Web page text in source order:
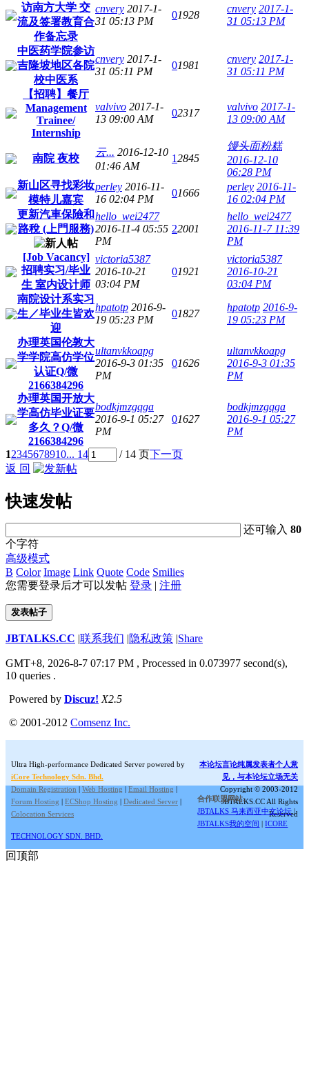
访南方大学 交
流及签署教育合
作备忘录
cnvery 2017-1-
31 05:13 PM
01928
cnvery 2017-1-
31 05:13 PM
中医药学院参访
吉隆坡地区各院
校中医系
cnvery 2017-1-
31 05:11 PM
01981
cnvery 2017-1-
31 05:11 PM
【招聘】餐厅
Management
Trainee/
Internship
valvivo 2017-1-
13 09:00 AM
02317
valvivo 2017-1-
13 09:00 AM
南院 夜校
云... 2016-12-10
01:46 AM
12845
馒头面粉糕
2016-12-10
06:28 PM
新山区寻找彩妆
模特儿嘉宾
perley 2016-11-
16 02:04 PM
01666
perley 2016-11-
16 02:04 PM
更新汽車保險和
路稅 (上門服務)
hello_wei2477
2016-11-4 05:55
PM
22001
hello_wei2477
2016-11-7 11:39
PM
[Job Vacancy]
招聘实习/毕业
生 室内设计师
victoria5387
2016-10-21
03:04 PM
01921
victoria5387
2016-10-21
03:04 PM
南院设计系实习
生／毕业生皆欢
迎
hpatotp 2016-9-
19 05:23 PM
01827
hpatotp 2016-9-
19 05:23 PM
办理英国伦敦大
学学院高仿学位
认证Q/微
2166384296
ultanvkkoapg
2016-9-3 01:35
PM
01626
ultanvkkoapg
2016-9-3 01:35
PM
办理英国开放大
学高仿毕业证要
多久？Q/微
2166384296
bodkjmzgqga
2016-9-1 05:27
PM
01627
bodkjmzgqga
2016-9-1 05:27
PM
12345678910... 14 / 14 页下一页
返 回
快速发帖
还可输入80
个字符
高级模式
B Color Image Link Quote Code Smilies
您需要登录后才可以发帖 登录 | 注册
发表帖子
JBTALKS.CC |联系我们 |隐私政策 |Share
GMT+8, 2026-8-7 07:17 PM , Processed in 0.073977 second(s),
10 queries .
Powered by Discuz! X2.5
© 2001-2012 Comsenz Inc.
Ultra High-performance Dedicated Server powered by
iCore Technology Sdn. Bhd.
Domain Registration | Web Hosting | Email Hosting |
Forum Hosting | ECShop Hosting | Dedicated Server |
Colocation Services
本论坛言论纯属发表者个人意
见，与本论坛立场无关
Copyright © 2003-2012
JBTALKS.CC All Rights
Reserved
合作联盟网站:
JBTALKS 马来西亚中文论坛 |
JBTALKS我的空间 |ICORE
TECHNOLOGY SDN. BHD.
回顶部